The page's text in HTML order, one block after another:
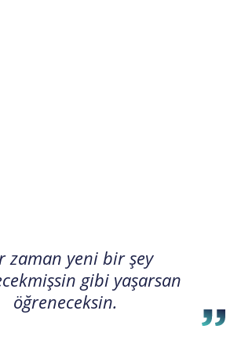
zaman yeni bir şey
gibi yaşarsan
öğreneceksin.